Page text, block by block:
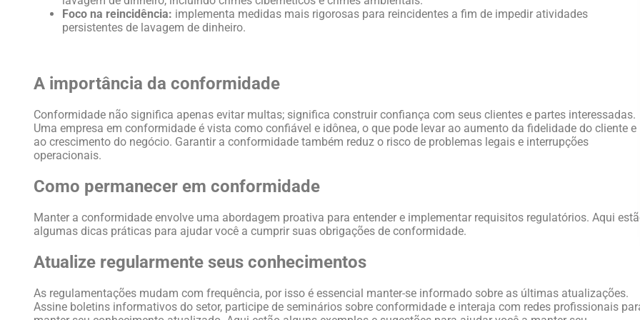
Foco na reincidência: implementa medidas mais rigorosas para reincidentes a fim de impedir atividades
persistentes de lavagem de dinheiro.
A importância da conformidade
Conformidade não significa apenas evitar multas; significa construir confiança com seus clientes e partes interessadas.
Uma empresa em conformidade é vista como confiável e idônea, o que pode levar ao aumento da fidelidade do cliente e
ao crescimento do negócio. Garantir a conformidade também reduz o risco de problemas legais e interrupções
operacionais.
Como permanecer em conformidade
Manter a conformidade envolve uma abordagem proativa para entender e implementar requisitos regulatórios. Aqui
algumas dicas práticas para ajudar você a cumprir suas obrigações de conformidade.
Atualize regularmente seus conhecimentos
As regulamentações mudam com frequência, por isso é essencial manter-se informado sobre as últimas atualizações.
Assine boletins informativos do setor, participe de seminários sobre conformidade e interaja com redes profissionais